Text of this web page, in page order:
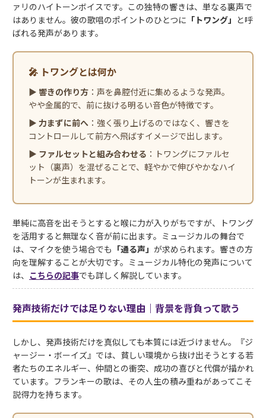
ァリのハイトーンボイスです。この独特の響きは、単なる裏声で
はありません。彼の歌唱のポイントのひとつに 「トワング」 と呼
ばれる発声があります。
🎤 トワングとは何か
▶ 響きの作り方 ：声を鼻腔付近に集めるような発声。
やや金属的で、前に抜ける明るい音色が特徴です。
▶ 力まずに前へ ：強く張り上げるのではなく、響きを
コントロールして前方へ飛ばすイメージで出します。
▶ ファルセットと組み合わせる ：トワングにファルセ
ット（裏声）を混ぜることで、軽やかで伸びやかなハイ
トーンが生まれます。
単純に高音を出そうとすると喉に力が入りがちですが、トワング
を活用すると無理なく音が前に出ます。ミュージカルの舞台で
は、マイクを使う場合でも 「通る声」 が求められます。響きの方
向を理解することが大切です。ミュージカル特化の発声について
は、 こちらの記事でも詳しく解説しています。
発声技術だけでは足りない理由｜背景を背負って歌う
しかし、発声技術だけを真似しても本質には近づけません。『ジ
ャージー・ボーイズ』では、貧しい環境から抜け出そうとする若
者たちのエネルギー、仲間との衝突、成功の喜びと代償が描かれ
ています。フランキーの歌は、その人生の積み重ねがあってこそ
説得力を持ちます。